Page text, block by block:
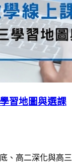
習地圖與選課
、高二深化與高三